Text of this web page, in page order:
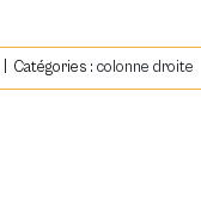
Catégories : colonne droite